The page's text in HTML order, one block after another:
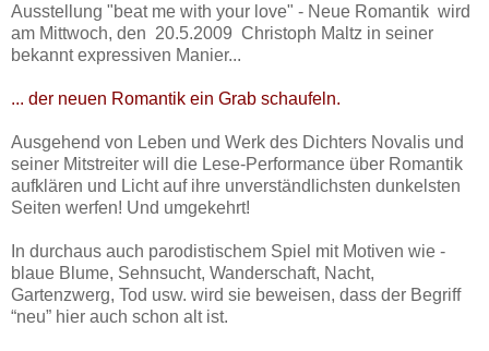
Ausstellung "beat me with your love" - Neue Romantik wird
am Mittwoch, den 20.5.2009 Christoph Maltz in seiner
bekannt expressiven Manier...
... der neuen Romantik ein Grab schaufeln.
Ausgehend von Leben und Werk des Dichters Novalis und
seiner Mitstreiter will die Lese-Performance über Romantik
aufklären und Licht auf ihre unverständlichsten dunkelsten
Seiten werfen! Und umgekehrt!
In durchaus auch parodistischem Spiel mit Motiven wie -
blaue Blume, Sehnsucht, Wanderschaft, Nacht,
Gartenzwerg, Tod usw. wird sie beweisen, dass der Begriff
“neu” hier auch schon alt ist.